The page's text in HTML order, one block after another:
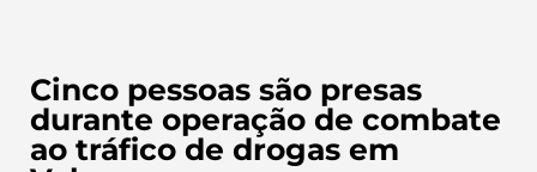
Cinco pessoas são presas
durante operação de combate
ao tráfico de drogas em